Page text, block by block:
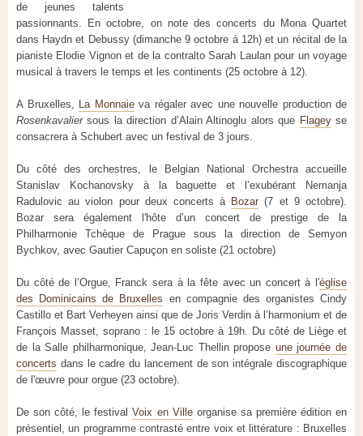
de jeunes talents
passionnants. En octobre, on note des concerts du Mona Quartet
dans Haydn et Debussy (dimanche 9 octobre à 12h) et un récital de la
pianiste Elodie Vignon et de la contralto Sarah Laulan pour un voyage
musical à travers le temps et les continents (25 octobre à 12).
A Bruxelles, La Monnaieva régaler avec une nouvelle production de
Rosenkavaliersous la direction d’Alain Altinoglu alors que Flageyse
consacrera à Schubert avec un festival de 3 jours.
Du côté des orchestres, le Belgian National Orchestra accueille
Stanislav Kochanovsky à la baguette et l’exubérant Nemanja
Radulovic au violon pour deux concerts à Bozar (7 et 9 octobre).
Bozar sera également l'hôte d’un concert de prestige de la
Philharmonie Tchèque de Prague sous la direction de Semyon
Bychkov, avec Gautier Capuçon en soliste (21 octobre)
Du côté de l’Orgue, Franck sera à la fête avec un concert à l'église
des Dominicains de Bruxelles en compagnie des organistes Cindy
Castillo et Bart Verheyen ainsi que de Joris Verdin à l’harmonium et de
François Masset, soprano : le 15 octobre à 19h. Du côté de Liège et
de la Salle philharmonique, Jean-Luc Thellin propose une journée de
concerts dans le cadre du lancement de son intégrale discographique
de l'œuvre pour orgue (23 octobre).
De son côté, le festivalVoix en Villeorganise sa première édition en
présentiel, un programme contrasté entre voix et littérature : Bruxelles